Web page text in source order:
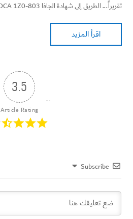
تقريراً... الطريق إلى شهادة الجافا OCA 1Z0-803
اقرأ المزيد
3.5
Article Rating
Subscribe